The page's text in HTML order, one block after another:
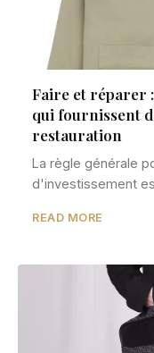
Faire et réparer
qui fournissent
restauration
La règle générale
d'investissement
READ MORE